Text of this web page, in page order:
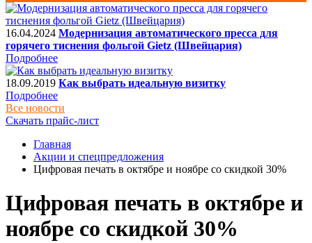
16.04.2024 Модернизация автоматического пресса для
горячего тиснения фольгой Gietz (Швейцария)
Подробнее
18.09.2019 Как выбрать идеальную визитку
Подробнее
Все новости
Скачать прайс-лист
Главная
Акции и спецпредложения
Цифровая печать в октябре и ноябре со скидкой 30%
Цифровая печать в октябре и
ноябре со скидкой 30%